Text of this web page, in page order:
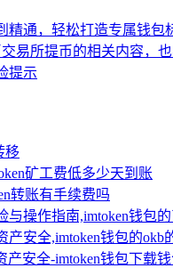
精通，轻松打造专属钱包
易所提币的相关内容，
提示
移
矿工费低多少天到账
转账有手续费吗
与操作指南,imtoken钱包
安全,imtoken钱包的okb
产安全-imtoken钱包下载